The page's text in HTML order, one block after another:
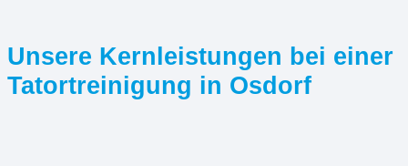
Unsere Kernleistungen bei einer
Tatortreinigung in Osdorf